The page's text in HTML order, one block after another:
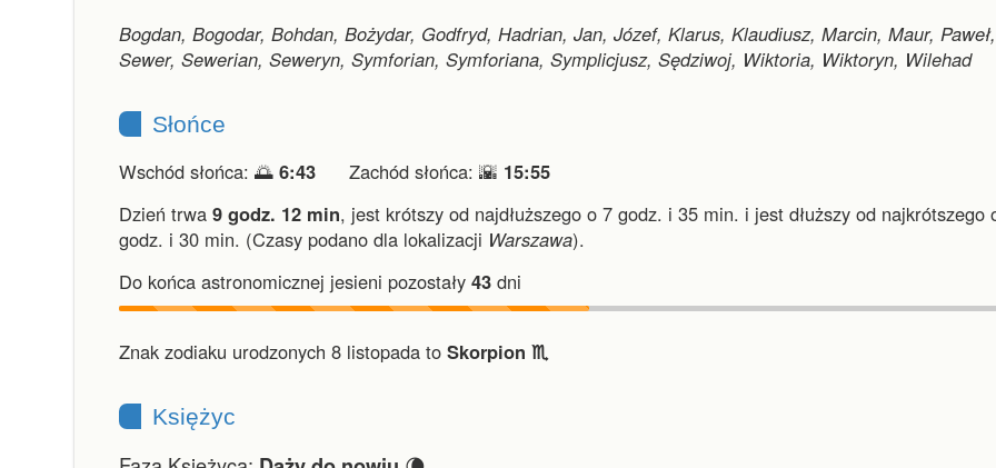
Bogdan, Bogodar, Bohdan, Bożydar, Godfryd, Hadrian, Jan, Józef, Klarus, Klaudiusz, Marcin, Maur, Paweł,
Sewer, Sewerian, Seweryn, Symforian, Symforiana, Symplicjusz, Sędziwoj, Wiktoria, Wiktoryn, Wilehad
Słońce
Wschód słońca: 🌅 6:43 Zachód słońca: 🌇 15:55
Dzień trwa 9 godz. 12 min, jest krótszy od najdłuższego o 7 godz. i 35 min. i jest dłuższy od najkrótszego
godz. i 30 min. (Czasy podano dla lokalizacji Warszawa).
Do końca astronomicznej jesieni pozostały 43 dni
Znak zodiaku urodzonych 8 listopada to Skorpion ♏︎
Księżyc